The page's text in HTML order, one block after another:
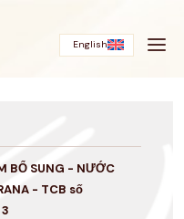
English
BỔ SUNG - NƯỚC
- TCB số